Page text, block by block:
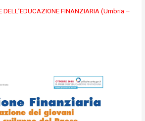
FINANZIARIA (Umbria –